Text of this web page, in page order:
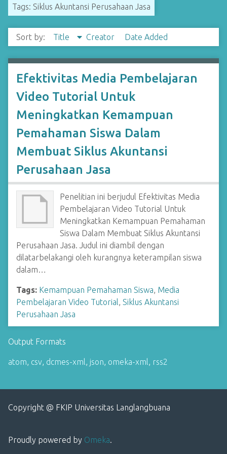
Tags: Siklus Akuntansi Perusahaan Jasa
Sort by: Title Creator Date Added
Efektivitas Media Pembelajaran
Video Tutorial Untuk
Meningkatkan Kemampuan
Pemahaman Siswa Dalam
Membuat Siklus Akuntansi
Perusahaan Jasa
Penelitian ini berjudul Efektivitas Media
Pembelajaran Video Tutorial Untuk
Meningkatkan Kemampuan Pemahaman
Siswa Dalam Membuat Siklus Akuntansi
Perusahaan Jasa. Judul ini diambil dengan
dilatarbelakangi oleh kurangnya keterampilan siswa
dalam…
Tags: Kemampuan Pemahaman Siswa, Media
Pembelajaran Video Tutorial, Siklus Akuntansi
Perusahaan Jasa
Output Formats
atom, csv, dcmes-xml, json, omeka-xml, rss2
Copyright @ FKIP Universitas Langlangbuana
Proudly powered by Omeka.